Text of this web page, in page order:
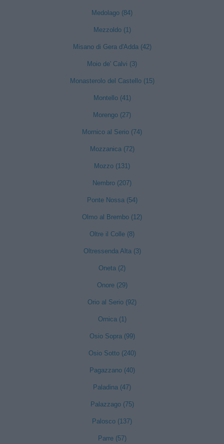
Medolago (84)
Mezzoldo (1)
Misano di Gera d'Adda (42)
Moio de' Calvi (3)
Monasterolo del Castello (15)
Montello (41)
Morengo (27)
Mornico al Serio (74)
Mozzanica (72)
Mozzo (131)
Nembro (207)
Ponte Nossa (54)
Olmo al Brembo (12)
Oltre il Colle (8)
Oltressenda Alta (3)
Oneta (2)
Onore (29)
Orio al Serio (92)
Ornica (1)
Osio Sopra (99)
Osio Sotto (240)
Pagazzano (40)
Paladina (47)
Palazzago (75)
Palosco (137)
Parre (57)